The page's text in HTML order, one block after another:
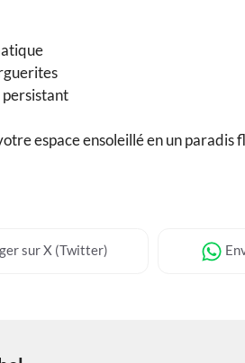
persistant
espace ensoleillé en un paradis
sur X (Twitter)